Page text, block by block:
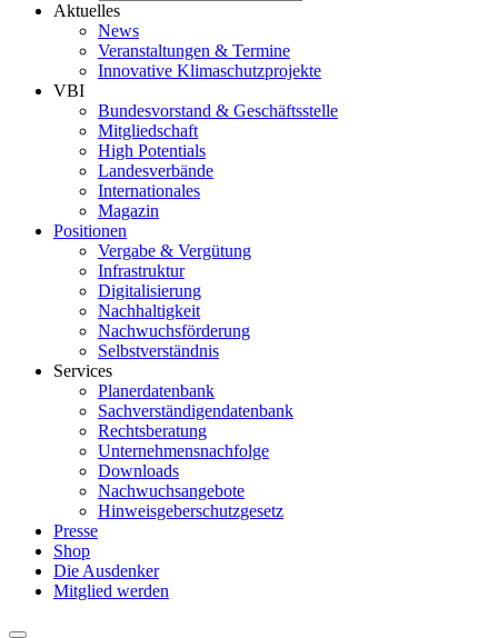
Aktuelles
News
Veranstaltungen & Termine
Innovative Klimaschutzprojekte
VBI
Bundesvorstand & Geschäftsstelle
Mitgliedschaft
High Potentials
Landesverbände
Internationales
Magazin
Positionen
Vergabe & Vergütung
Infrastruktur
Digitalisierung
Nachhaltigkeit
Nachwuchsförderung
Selbstverständnis
Services
Planerdatenbank
Sachverständigendatenbank
Rechtsberatung
Unternehmensnachfolge
Downloads
Nachwuchsangebote
Hinweisgeberschutzgesetz
Presse
Shop
Die Ausdenker
Mitglied werden